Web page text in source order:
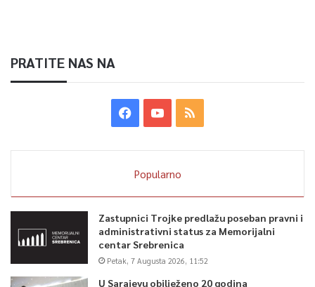
PRATITE NAS NA
Popularno
Zastupnici Trojke predlažu poseban pravni i
administrativni status za Memorijalni
centar Srebrenica
Petak, 7 Augusta 2026, 11:52
U Sarajevu obilježeno 20 godina